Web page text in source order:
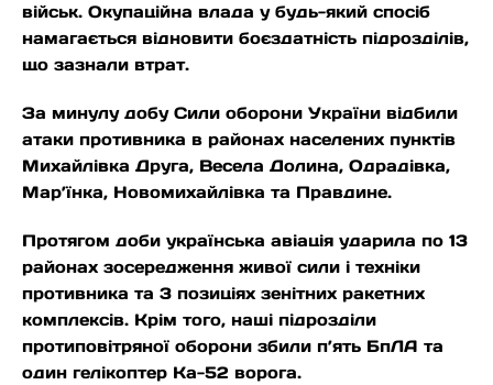
військ. Окупаційна влада у будь-який спосіб
намагається відновити боєздатність підрозділів,
що зазнали втрат.
За минулу добу Сили оборони України відбили
атаки противника в районах населених пунктів
Михайлівка Друга, Весела Долина, Одрадівка,
Мар’їнка, Новомихайлівка та Правдине.
Протягом доби українська авіація ударила по 13
районах зосередження живої сили і техніки
противника та 3 позиціях зенітних ракетних
комплексів. Крім того, наші підрозділи
протиповітряної оборони збили п’ять БпЛА та
один гелікоптер Ка-52 ворога.